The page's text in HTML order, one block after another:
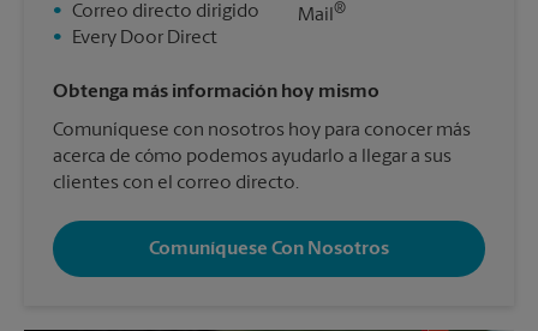
• Correo directo dirigido
•
Every Door Direct
Mail ®
Obtenga más información hoy mismo
Comuníquese con nosotros hoy para conocer más
acerca de cómo podemos ayudarlo a llegar a sus
clientes con el correo directo.
Comuníquese Con Nosotros